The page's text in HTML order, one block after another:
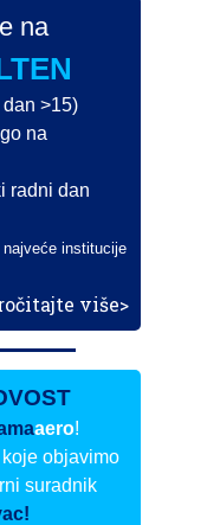
na
>15)
na
radni dan
najveće institucije
više>
aero!
objavimo
suradnik